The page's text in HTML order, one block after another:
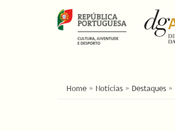
ESTÁ AQUI
Home » Notícias » Destaques »